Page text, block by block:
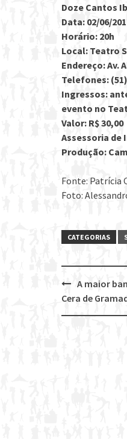
Doze Cantos
Data: 02/06/
Horário: 20h
Local: Teatro
Endereço: Av.
Telefones: (51)
Ingressos:
evento no
Valor: R$ 30,00
Assessoria de
Produção:
Fonte: Patrícia
Foto:
CATEGORIAS
Post
navigation
A maior
Cera de